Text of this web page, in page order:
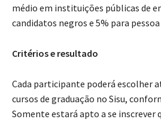
médio em instituições públicas de
candidatos negros e 5% para
Critérios e resultado
Cada participante poderá escolher
cursos de graduação no Sisu,
Somente estará apto a se inscrever